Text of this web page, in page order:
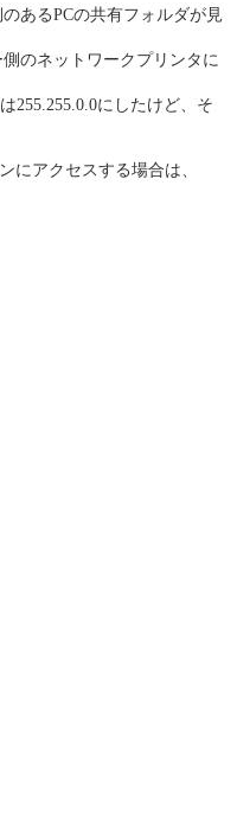
あるPCの共有フォルダが見
のネットワークプリンタに
255.255.0.0にしたけど、そ
にアクセスする場合は、